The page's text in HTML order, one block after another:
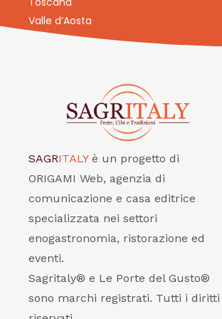
Valle d’Aosta
SAGRITALY è un progetto di
ORIGAMI Web, agenzia di
comunicazione e casa editrice
specializzata nei settori
enogastronomia, ristorazione ed
eventi.
Sagritaly® e Le Porte del Gusto®
sono marchi registrati. Tutti i diritti